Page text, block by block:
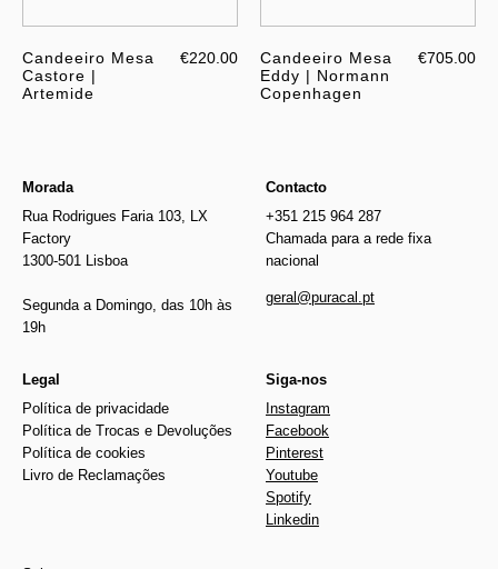
Candeeiro Mesa
Castore |
Artemide
€220.00
Candeeiro Mesa
Eddy | Normann
Copenhagen
€705.00
Morada
Rua Rodrigues Faria 103, LX
Factory
1300-501 Lisboa
Segunda a Domingo, das 10h às
19h
Contacto
+351 215 964 287
Chamada para a rede fixa
nacional
geral@puracal.pt
Legal
Política de privacidade
Política de Trocas e Devoluções
Política de cookies
Livro de Reclamações
Siga-nos
Instagram
Facebook
Pinterest
Youtube
Spotify
Linkedin